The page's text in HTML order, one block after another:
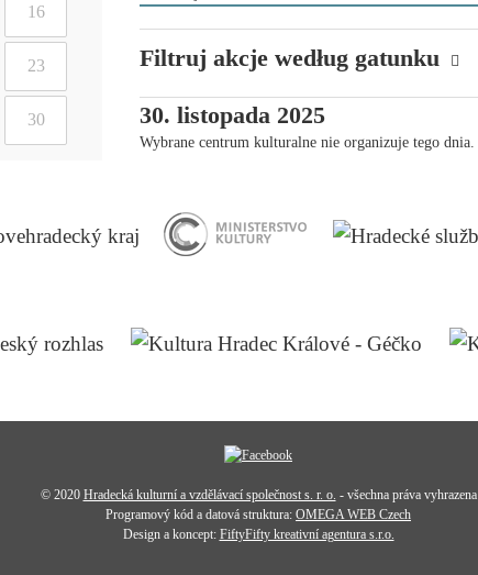
16
23
30
Filtruj akcje według gatunku
30. listopada 2025
Wybrane centrum kulturalne nie organizuje tego dnia.
© 2020 Hradecká kulturní a vzdělávací společnost s. r. o. - všechna práva vyhrazena
Programový kód a datová struktura: OMEGA WEB Czech
Design a koncept: FiftyFifty kreativní agentura s.r.o.